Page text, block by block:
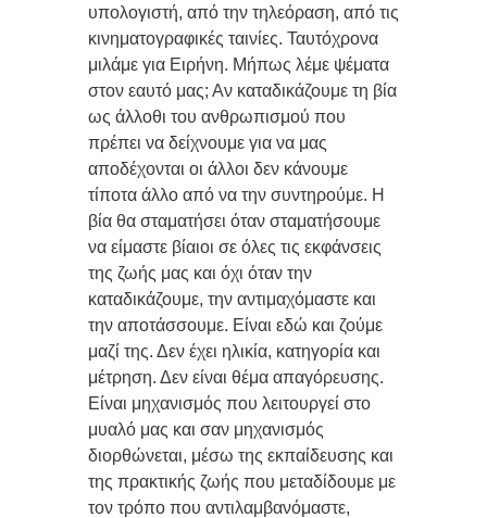
υπολογιστή, από την τηλεόραση, από τις
κινηματογραφικές ταινίες. Ταυτόχρονα
μιλάμε για Ειρήνη. Μήπως λέμε ψέματα
στον εαυτό μας; Αν καταδικάζουμε τη βία
ως άλλοθι του ανθρωπισμού που
πρέπει να δείχνουμε για να μας
αποδέχονται οι άλλοι δεν κάνουμε
τίποτα άλλο από να την συντηρούμε. Η
βία θα σταματήσει όταν σταματήσουμε
να είμαστε βίαιοι σε όλες τις εκφάνσεις
της ζωής μας και όχι όταν την
καταδικάζουμε, την αντιμαχόμαστε και
την αποτάσσουμε. Είναι εδώ και ζούμε
μαζί της. Δεν έχει ηλικία, κατηγορία και
μέτρηση. Δεν είναι θέμα απαγόρευσης.
Είναι μηχανισμός που λειτουργεί στο
μυαλό μας και σαν μηχανισμός
διορθώνεται, μέσω της εκπαίδευσης και
της πρακτικής ζωής που μεταδίδουμε με
τον τρόπο που αντιλαμβανόμαστε,